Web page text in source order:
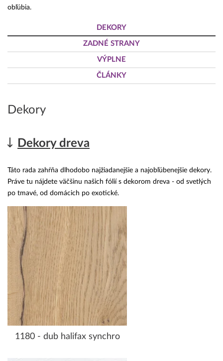
obľúbia.
DEKORY
ZADNÉ STRANY
VÝPLNE
ČLÁNKY
Dekory
Dekory dreva
Táto rada zahŕňa dlhodobo najžiadanejšie a najobľúbenejšie dekory.
Práve tu nájdete väčšinu našich fólií s dekorom dreva - od svetlých
po tmavé, od domácich po exotické.
1180 - dub halifax synchro